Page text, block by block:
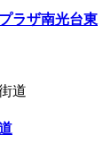
ラザ南光台東